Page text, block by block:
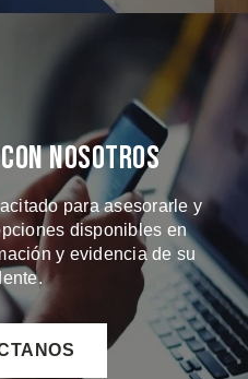
Nosotros
para asesorarle y
disponibles en
y evidencia de su